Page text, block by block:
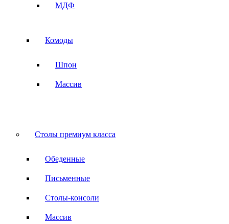
МДФ
Комоды
Шпон
Массив
Столы премиум класса
Обеденные
Письменные
Столы-консоли
Массив